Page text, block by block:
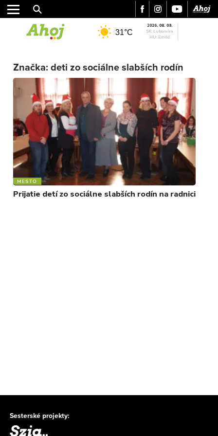
KULTÚRA
FOTKY
VIDEO
MIX
31°C
2026. 08. 09.
SK: Ľubomíra
HU: Emőd
Značka: deti zo sociálne slabších rodín
MESTO
Prijatie detí zo sociálne slabších rodín na radnici
Sesterské projekty: